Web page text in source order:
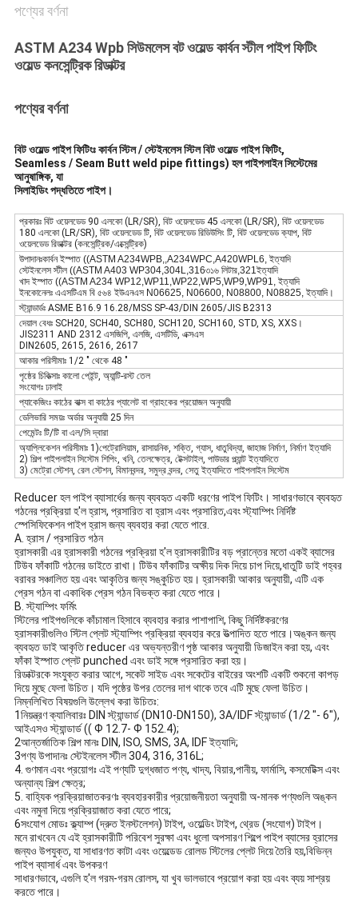
গোপনীয়তা
নীতি
পণ্যের বর্ণনা
ASTM A234 Wpb সিউমলেস বট ওয়েল্ড কার্বন স্টীল পাইপ ফিটিং
ওয়েল্ড কনসেন্ট্রিক রিডাক্টর
পণ্যের বর্ণনা
বিট ওয়েল্ড পাইপ ফিটিংঃ কার্বন স্টিল / স্টেইনলেস স্টিল বিট ওয়েল্ড পাইপ ফিটিং,
Seamless / Seam Butt weld pipe fittings) হল পাইপলাইন সিস্টেমের
আনুষাঙ্গিক, যা
সিলাইডিং পদ্ধতিতে পাইপ।
প্রকারঃ বিট ওয়েলডেড 90 এলকো (LR/SR), বিট ওয়েলডেড 45 এলকো (LR/SR), বিট ওয়েলডেড
180 এলকো (LR/SR), বিট ওয়েলডেড টি, বিট ওয়েলডেড রিডিউসিং টি, বিট ওয়েলডেড ক্যাপ, বিট
ওয়েলডেড রিডাক্টর (কনসেন্ট্রিক/এক্সেন্ট্রিক)
উপাদানঃকার্বন ইস্পাত ((ASTM A234WPB,,A234WPC,A420WPL6, ইত্যাদি
স্টেইনলেস স্টীল ((ASTM A403 WP304,304L,316৩১৬ লিটার,321ইত্যাদি
খাদ ইস্পাত ((ASTM A234 WP12,WP11,WP22,WP5,WP9,WP91, ইত্যাদি
ইনকোনেলঃ এএসটিএম বি ৫৬৪ ইউএনএস N06625, N06600, N08800, N08825, ইত্যাদি।
স্ট্যান্ডার্ডঃ ASME B16.9 16.28/MSS SP-43/DIN 2605/JIS B2313
দেয়াল বেধঃ SCH20, SCH40, SCH80, SCH120, SCH160, STD, XS, XXS।
JIS2311 AND 2312 এসজিপি, এলজি, এসটিডি, এক্সএস
DIN2605, 2615, 2616, 2617
আকার পরিসীমাঃ 1/2 " থেকে 48 "
পৃষ্ঠের চিকিত্সাঃ কালো পেইন্ট, অ্যান্টি-রস্ট তেল
সংযোগঃ ঢালাই
প্যাকেজিংঃ কাঠের বাক্স বা কাঠের প্যালেট বা গ্রাহকের প্রয়োজন অনুযায়ী
ডেলিভারি সময়ঃ অর্ডার অনুযায়ী 25 দিন
পেমেন্টঃ টি/টি বা এল/সি দ্বারা
অ্যাপ্লিকেশন পরিসীমাঃ 1)পেট্রোলিয়াম, রাসায়নিক, শক্তি, গ্যাস, ধাতুবিদ্যা, জাহাজ নির্মাণ, নির্মাণ ইত্যাদি
2) শিল্প পাইপলাইন সিস্টেম শিপিং, খনি, তেলক্ষেত্র, টেক্সটাইল, পাউডার প্ল্যান্ট ইত্যাদিতে
3) মেট্রো স্টেশন, রেল স্টেশন, বিমানবন্দর, সমুদ্র বন্দর, সেতু ইত্যাদিতে পাইপলাইন সিস্টেম
Reducer হল পাইপ ব্যাসার্ধের জন্য ব্যবহৃত একটি ধরণের পাইপ ফিটিং। সাধারণভাবে ব্যবহৃত
গঠনের প্রক্রিয়া হ'ল হ্রাস, প্রসারিত বা হ্রাস এবং প্রসারিত,এবং স্ট্যাম্পিং নির্দিষ্ট
স্পেসিফিকেশন পাইপ হ্রাস জন্য ব্যবহার করা যেতে পারে.
A. হ্রাস / প্রসারিত গঠন
হ্রাসকারী এর হ্রাসকারী গঠনের প্রক্রিয়া হ'ল হ্রাসকারীটির বড় প্রান্তের মতো একই ব্যাসের
টিউব ফাঁকাটি গঠনের ডাইতে রাখা। টিউব ফাঁকাটির অক্ষীয় দিক দিয়ে চাপ দিয়ে,ধাতুটি ডাই গহ্বর
বরাবর সঞ্চালিত হয় এবং আকৃতির জন্য সঙ্কুচিত হয়। হ্রাসকারী আকার অনুযায়ী, এটি এক
প্রেস গঠন বা একাধিক প্রেস গঠন বিভক্ত করা যেতে পারে।
B. স্ট্যাম্পিং ফর্মিং
স্টিলের পাইপগুলিকে কাঁচামাল হিসাবে ব্যবহার করার পাশাপাশি, কিছু নির্দিষ্টকরণের
হ্রাসকারীগুলিও স্টিল প্লেট স্ট্যাম্পিং প্রক্রিয়া ব্যবহার করে উত্পাদিত হতে পারে।অঙ্কন জন্য
ব্যবহৃত ডাই আকৃতি reducer এর অভ্যন্তরীণ পৃষ্ঠ আকার অনুযায়ী ডিজাইন করা হয়, এবং
ফাঁকা ইস্পাত প্লেট punched এবং ডাই সঙ্গে প্রসারিত করা হয়।
রিডাক্টরকে সংযুক্ত করার আগে, সকেট সাইড এবং সকেটের বাইরের অংশটি একটি শুকনো কাপড়
দিয়ে মুছে ফেলা উচিত। যদি পৃষ্ঠের উপর তেলের দাগ থাকে তবে এটি মুছে ফেলা উচিত।
নিম্নলিখিত বিষয়গুলি উল্লেখ করা উচিতঃ:
1নিয়ন্ত্রণ ক্যালিবারঃ DIN স্ট্যান্ডার্ড (DN10-DN150), 3A/IDF স্ট্যান্ডার্ড (1/2 "- 6"),
আইএসও স্ট্যান্ডার্ড (( Ф 12.7- Ф 152.4);
2আন্তর্জাতিক শিল্প মানঃ DIN, ISO, SMS, 3A, IDF ইত্যাদি;
3পণ্য উপাদানঃ স্টেইনলেস স্টীল 304, 316, 316L;
4. গুণমান এবং প্রয়োগঃ এই পণ্যটি দুগ্ধজাত পণ্য, খাদ্য, বিয়ার,পানীয়, ফার্মাসি, কসমেটিক্স এবং
অন্যান্য শিল্প ক্ষেত্র;
5. বাহ্যিক প্রক্রিয়াজাতকরণঃ ব্যবহারকারীর প্রয়োজনীয়তা অনুযায়ী অ-মানক পণ্যগুলি অঙ্কন
এবং নমুনা দিয়ে প্রক্রিয়াজাত করা যেতে পারে;
6সংযোগ মোডঃ ক্ল্যাম্প (দ্রুত ইনস্টলেশন) টাইপ, ওয়েল্ডিং টাইপ, থ্রেড (সংযোগ) টাইপ।
মনে রাখবেন যে এই হ্রাসকারীটি পরিবেশ সুরক্ষা এবং ধুলো অপসারণ শিল্পে পাইপ ব্যাসের হ্রাসের
জন্যও উপযুক্ত, যা সাধারণত কাটা এবং ওয়েল্ডেড রোলড স্টিলের প্লেট দিয়ে তৈরি হয়,বিভিন্ন
পাইপ ব্যাসার্ধ এবং উপকরণ
সাধারণভাবে, এগুলি হ'ল গরম-গরম রোলস, যা খুব ভালভাবে প্রয়োগ করা হয় এবং ব্যয় সাশ্রয়
করতে পারে।